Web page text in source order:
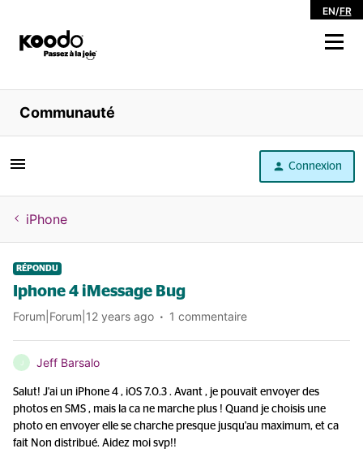
EN/FR
Magasiner
Libre service
Aide
Communauté
Connexion
iPhone
RÉPONDU
Iphone 4 iMessage Bug
Forum|Forum|12 years ago 1 commentaire
J Jeff Barsalo
Salut! J'ai un iPhone 4 , iOS 7.0.3 . Avant , je pouvait envoyer des
photos en SMS , mais la ca ne marche plus ! Quand je choisis une
photo en envoyer elle se charche presque jusqu'au maximum, et ca
fait Non distribué. Aidez moi svp!!